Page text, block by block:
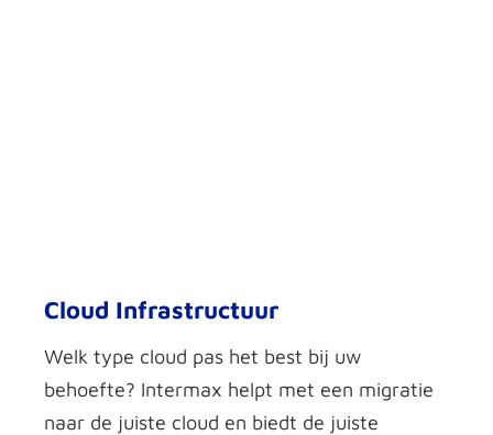
Cloud Infrastructuur
Welk type cloud pas het best bij uw
behoefte? Intermax helpt met een migratie
naar de juiste cloud en biedt de juiste